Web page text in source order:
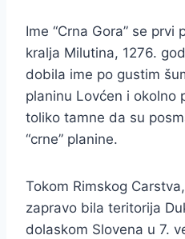
Ime “Crna Gora” se prvi
kralja Milutina, 1276.
dobila ime po gustim
planinu Lovćen i okolno
toliko tamne da su
“crne” planine.
Tokom Rimskog
zapravo bila teritorija
dolaskom Slovena u 7.